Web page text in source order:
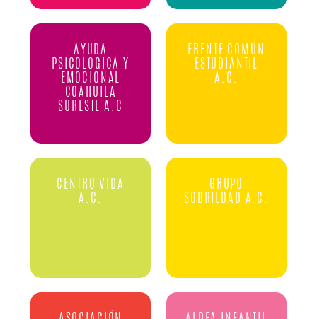
AYUDA
PSICOLOGICA Y
EMOCIONAL
COAHUILA
SURESTE A.C
FRENTE COMÚN
ESTUDIANTIL
A.C.
CENTRO VIDA
A.C.
GRUPO
SOBRIEDAD A.C.